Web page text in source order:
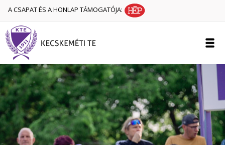
A CSAPAT ÉS A HONLAP TÁMOGATÓJA: